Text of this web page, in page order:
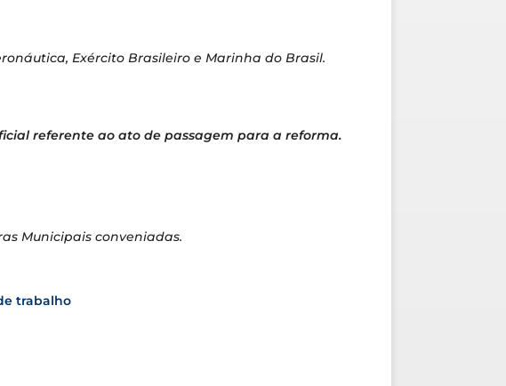
Exército Brasileiro e Marinha do Brasil.
referente ao ato de passagem para a reforma.
Municipais conveniadas.
trabalho